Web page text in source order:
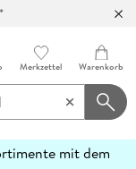
Merkzettel Warenkorb
mit dem